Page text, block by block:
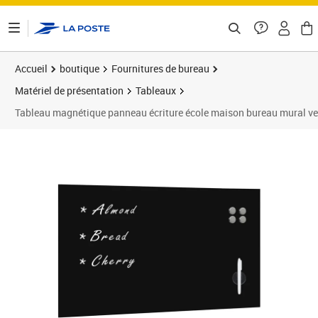
Accueil boutique
Fournitures de bureau
Matériel de présentation
Tableaux
Tableau magnétique panneau écriture école maison bureau mural